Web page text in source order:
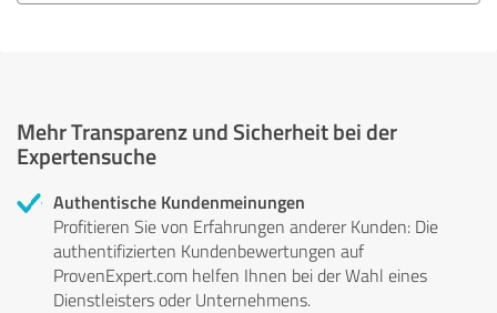
Mehr Transparenz und Sicherheit bei der
Expertensuche
Authentische Kundenmeinungen
Profitieren Sie von Erfahrungen anderer Kunden: Die
authentifizierten Kundenbewertungen auf
ProvenExpert.com helfen Ihnen bei der Wahl eines
Dienstleisters oder Unternehmens.